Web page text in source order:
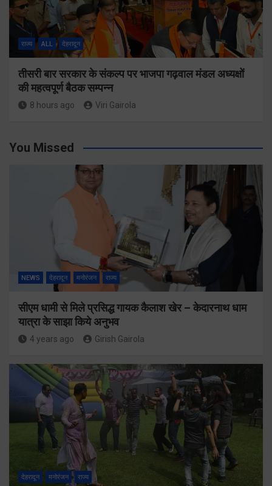
राज्य ALL देहरादून
तीसरी बार सरकार के संकल्प पर भाजपा गढ़वाल मंडल अध्यक्षों
की महत्वपूर्ण बैठक सम्पन्न
8 hours ago Viri Gairola
You Missed
NEWS देहरादून मनोरंजन राज्य
सीएम धामी से मिले प्रसिद्ध गायक कैलाश खेर – केदारनाथ धाम
यात्रा के साझा किये अनुभव
4 years ago Girish Gairola
देहरादून मनोरंजन राज्य